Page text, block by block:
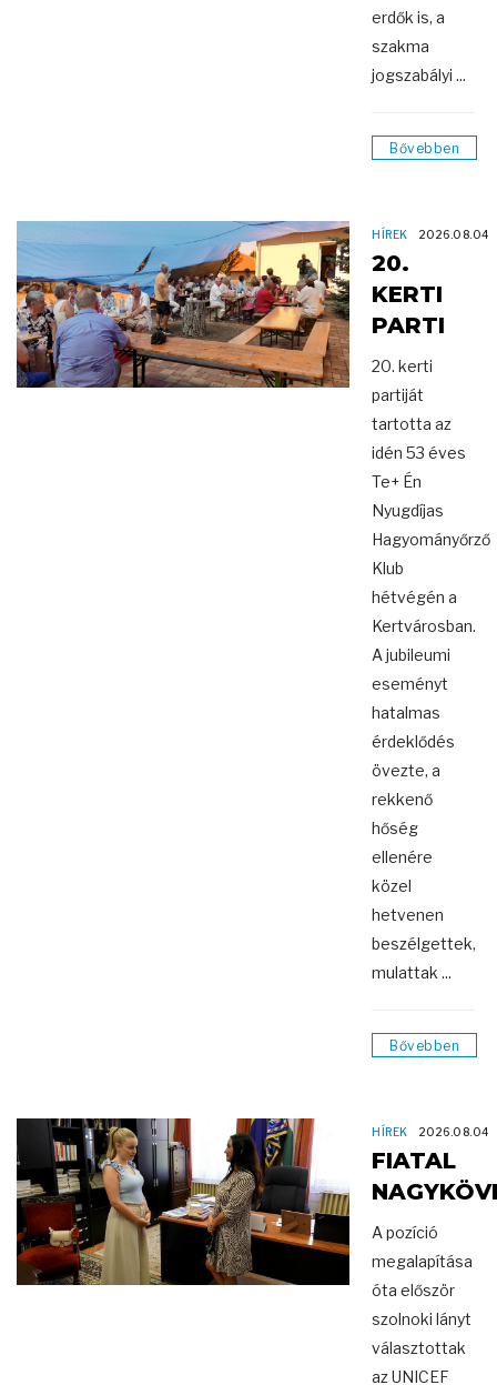
erdők is, a
szakma
jogszabályi ...
Bővebben
HÍREK 2026.08.04
20.
KERTI
PARTI
20. kerti
partiját
tartotta az
idén 53 éves
Te+ Én
Nyugdíjas
Hagyományőrző
Klub
hétvégén a
Kertvárosban.
A jubileumi
eseményt
hatalmas
érdeklődés
övezte, a
rekkenő
hőség
ellenére
közel
hetvenen
beszélgettek,
mulattak ...
Bővebben
HÍREK 2026.08.04
FIATAL
A pozíció
megalapítása
óta először
szolnoki lányt
választottak
az UNICEF